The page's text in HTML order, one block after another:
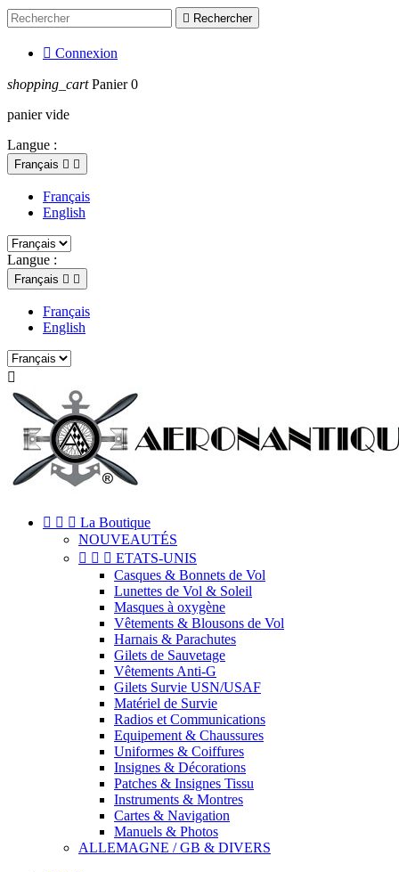
 Rechercher
 Connexion
shopping_cart Panier 0
panier vide
Langue :
Français  
Français
English
Langue :
Français  
Français
English

   La Boutique
NOUVEAUTÉS
   ETATS-UNIS
Casques & Bonnets de Vol
Lunettes de Vol & Soleil
Masques à oxygène
Vêtements & Blousons de Vol
Harnais & Parachutes
Gilets de Sauvetage
Vêtements Anti-G
Gilets Survie USN/USAF
Matériel de Survie
Radios et Communications
Equipement & Chaussures
Uniformes & Coiffures
Insignes & Décorations
Patches & Insignes Tissu
Instruments & Montres
Cartes & Navigation
Manuels & Photos
ALLEMAGNE / GB & DIVERS